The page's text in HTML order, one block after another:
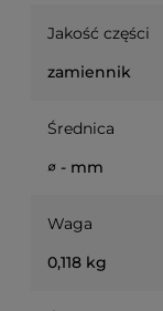
Jakość części
zamiennik
Średnica
∅ - mm
Waga
0,118 kg